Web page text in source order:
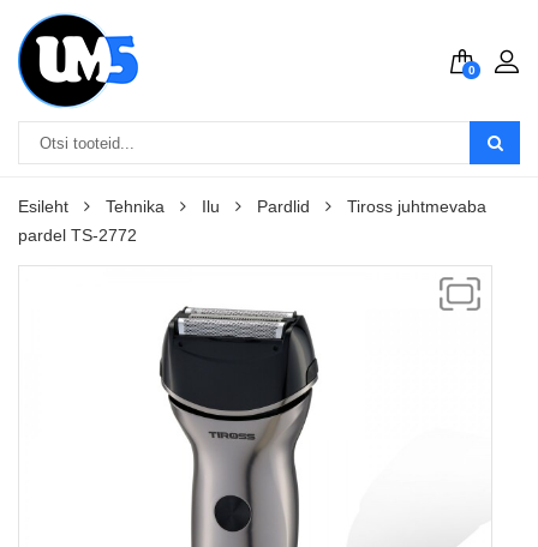
0
Esileht Tehnika Ilu Pardlid
Tiross juhtmevaba
pardel TS-2772